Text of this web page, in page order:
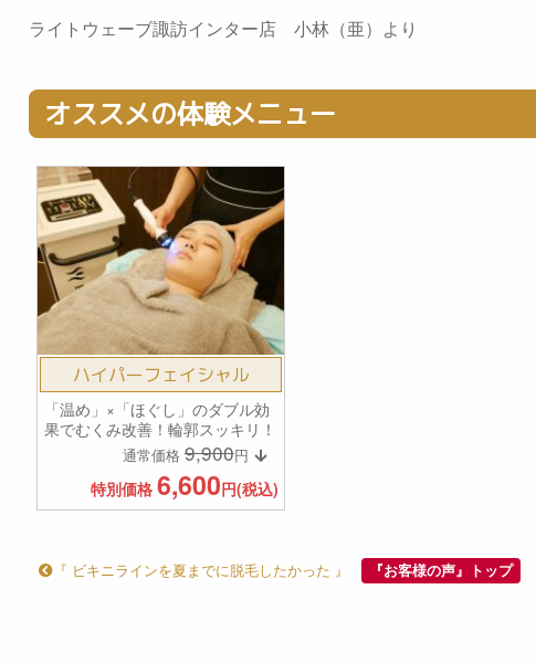
ライトウェーブ諏訪インター店 小林（亜）より
オススメの体験メニュー
ハイパーフェイシャル
「温め」×「ほぐし」のダブル効
果でむくみ改善！輪郭スッキリ！
通常価格9,900円
特別価格 6,600円(税込)
『 ビキニラインを夏までに脱毛したかった 』 『お客様の声』トップ